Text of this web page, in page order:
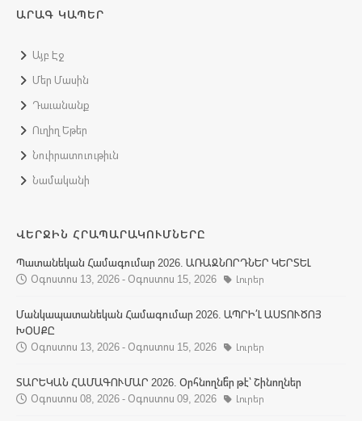
ԱՐԱԳ ԿԱՊԵՐ
Այբ Էջ
Մեր Մասին
Դաւանանք
Ուղիղ Եթեր
Նուիրատուութիւն
Նամականի
ՎԵՐՋԻՆ ՀՐԱՊԱՐԱԿՈՒՄՆԵՐԸ
Պատանեկան Համագումար 2026. ԱՌԱՋՆՈՐԴՆԵՐ ԿԵՐՏԵԼ
Օգոստոս 13, 2026 - Օգոստոս 15, 2026
Լուրեր
Մանկապատանեկան Համագումար 2026. ԱՊՐԻ՛Լ ԱՍՏՈՒԾՈՅ
ԽՕՍՔԸ
Օգոստոս 13, 2026 - Օգոստոս 15, 2026
Լուրեր
ՏԱՐԵԿԱՆ ՀԱՄԱԳՈՒՄԱՐ 2026. Օրհնողնե՞ր թէ՝ Շինողներ
Օգոստոս 08, 2026 - Օգոստոս 09, 2026
Լուրեր